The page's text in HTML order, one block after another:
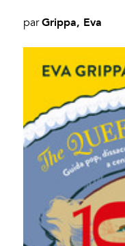
parGrippa, Eva